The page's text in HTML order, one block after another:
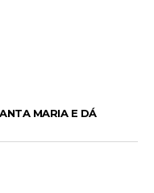
MARIA E DÁ